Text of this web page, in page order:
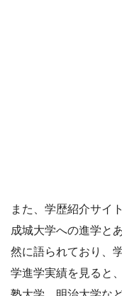
また、学歴紹介サイ
成城大学への進学と
然に語られており、
学進学実績を見ると